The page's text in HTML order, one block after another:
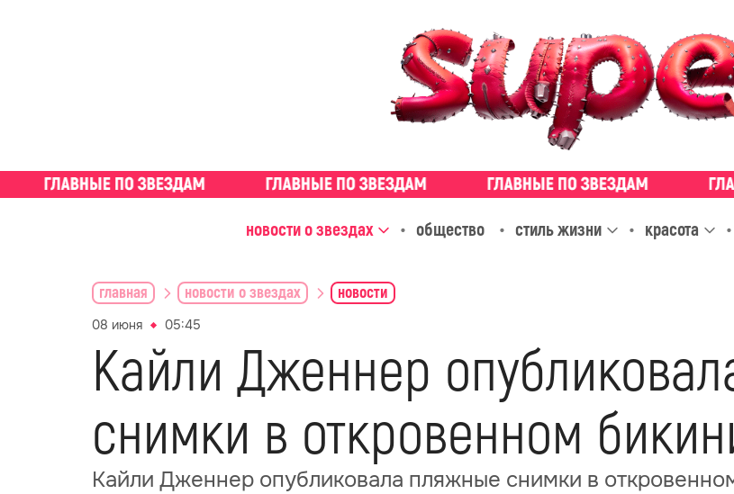
новости о звездах общество стиль жизни красота
главная новости о звездах новости
08 июня 05:45
Кайли Дженнер
снимки в откровенном
Кайли Дженнер опубликовала пляжные снимки в